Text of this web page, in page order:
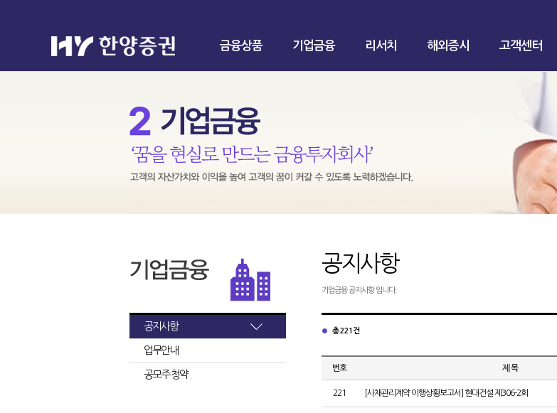
금융상품 기업금융 리서치 해외증시 고객센터
공지사항
업무안내
공모주 청약
공지사항
기업금융 공지사항 입니다.
총 221건
번호 제 목
221 [사채관리계약 이행상황보고서] 현대건설 제306-2회